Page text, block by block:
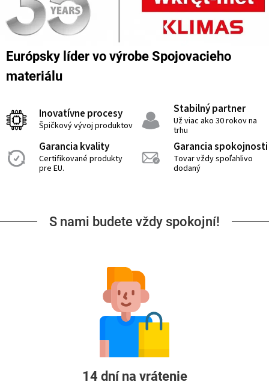
Európsky líder vo výrobe Spojovacieho
materiálu
Inovatívne procesy
Špičkový vývoj produktov
Stabilný partner
Už viac ako 30 rokov na
trhu
Garancia kvality
Certifikované produkty
pre EU.
Garancia spokojnosti
Tovar vždy spoľahlivo
dodaný
S nami budete vždy spokojní!
14 dní na vrátenie